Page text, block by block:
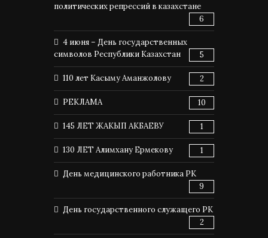
политических репрессий в казахстане
6
4 июня – День государственных
символов Республики Казахстан
5
110 лет Касыму Аманжолову 2
РЕКЛАМА 10
145 ЛЕТ ЖАКЫП АКБАЕВУ 1
130 ЛЕТ Алимхану Ермекову 1
День медицинского работника РК
9
День государственного служащего РК
2